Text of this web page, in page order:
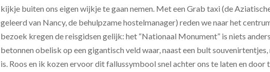
kijkje buiten ons eigen wijkje te gaan nemen. Met een Grab taxi (de
geleerd van Nancy, de behulpzame hostelmanager) reden we naar het
bezoek kregen de reisgidsen gelijk: het “Nationaal Monument” is niets
betonnen obelisk op een gigantisch veld waar, naast een bult
is. Roos en ik kozen ervoor dit fallussymbool snel achter ons te laten en door